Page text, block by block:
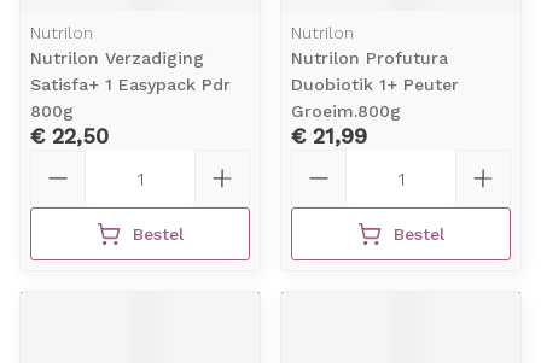
Nutrilon
Nutrilon Verzadiging
Satisfa+ 1 Easypack Pdr
800g
€ 22,50
Bestel
Nutrilon
Nutrilon Profutura
Duobiotik 1+ Peuter
Groeim.800g
€ 21,99
Bestel